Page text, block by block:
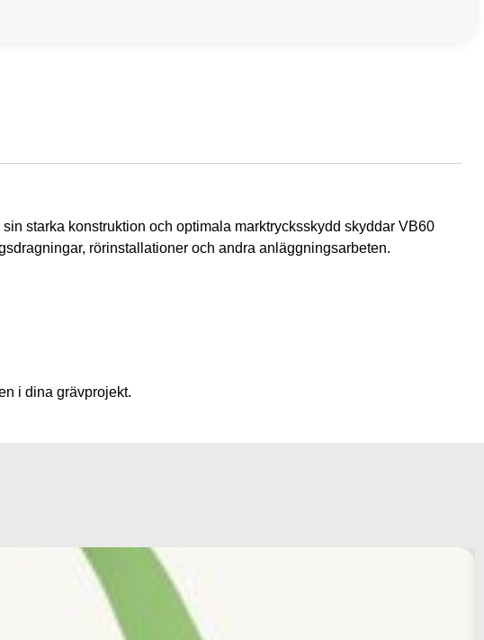
starka konstruktion och optimala marktrycksskydd skyddar VB60
rörinstallationer och andra anläggningsarbeten.
i dina grävprojekt.